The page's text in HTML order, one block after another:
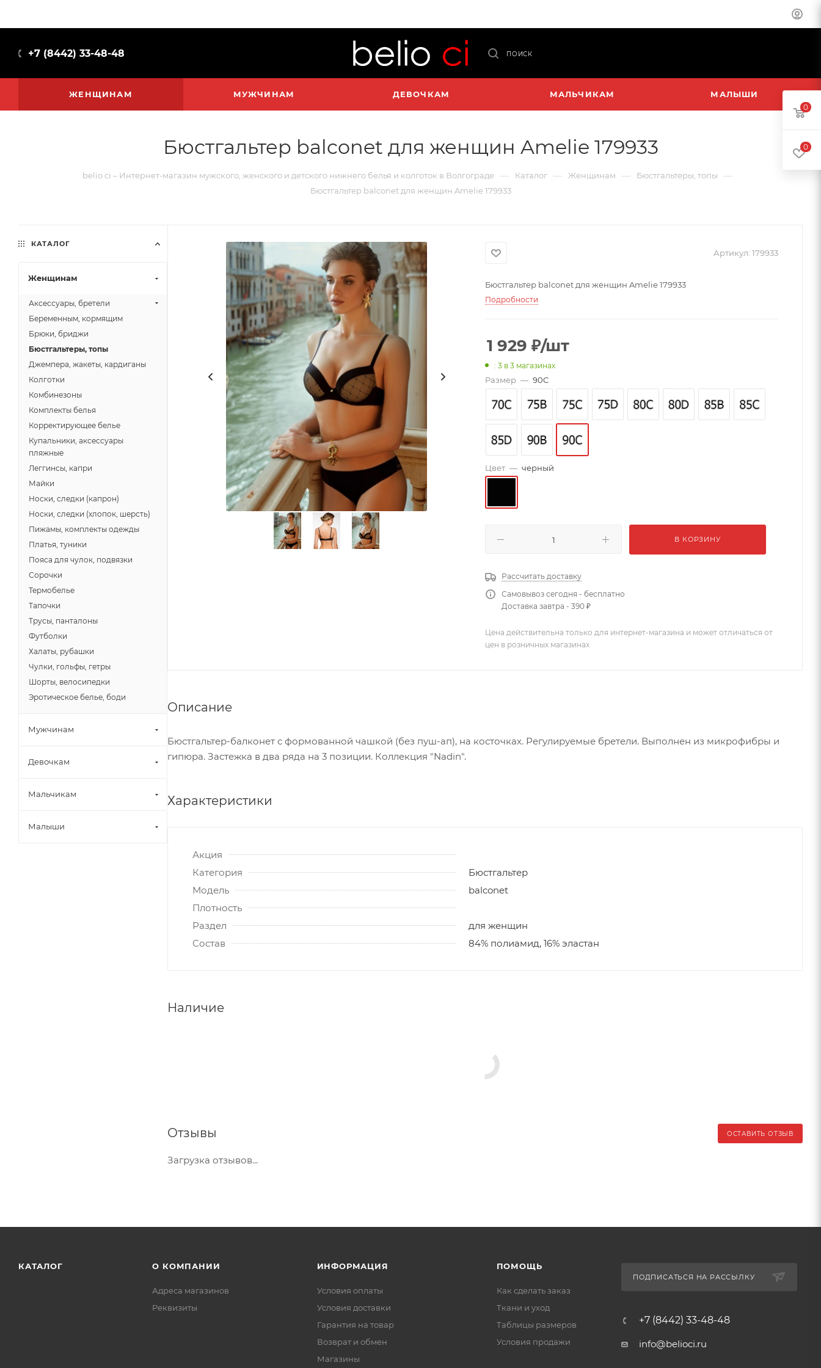
+7 (8442) 33-48-48 ПОИСК
ЖЕНЩИНАМ МУЖЧИНАМ ДЕВОЧКАМ МАЛЬЧИКАМ МАЛЫШИ
Бюстгальтер balconet для женщин Amelie 179933
belio ci – Интернет-магазин мужского, женского и детского нижнего белья и колготок в Волгограде — Каталог — Женщинам — Бюстгальтеры, топы —
Бюстгальтер balconet для женщин Amelie 179933
Артикул: 179933
Бюстгальтер balconet для женщин Amelie 179933
Подробности
1 929 ₽/шт
: 3 в 3 магазинах
Размер — 90C
Цвет — черный
В КОРЗИНУ
Рассчитать доставку
Самовывоз сегодня - бесплатно
Доставка завтра - 390 ₽
Цена действительна только для интернет-магазина и может отличаться от
цен в розничных магазинах
Описание
Бюстгальтер-балконет с формованной чашкой (без пуш-ап), на косточках. Регулируемые бретели. Выполнен из микрофибры и
гипюра. Застежка в два ряда на 3 позиции. Коллекция "Nadin".
Характеристики
Акция
Категория
Бюстгальтер
Модель
balconet
Плотность
Раздел
для женщин
Состав
84% полиамид, 16% эластан
Наличие
Отзывы ОСТАВИТЬ ОТЗЫВ
Загрузка отзывов...
КАТАЛОГ
Женщинам
Аксессуары, бретели
Беременным, кормящим
Брюки, бриджи
Бюстгальтеры, топы
Джемпера, жакеты, кардиганы
Колготки
Комбинезоны
Комплекты белья
Корректирующее белье
Купальники, аксессуары
пляжные
Леггинсы, капри
Майки
Носки, следки (капрон)
Носки, следки (хлопок, шерсть)
Пижамы, комплекты одежды
Платья, туники
Пояса для чулок, подвязки
Сорочки
Термобелье
Тапочки
Трусы, панталоны
Футболки
Халаты, рубашки
Чулки, гольфы, гетры
Шорты, велосипедки
Эротическое белье, боди
Мужчинам
Девочкам
Мальчикам
Малыши
КАТАЛОГ О КОМПАНИИ
Адреса магазинов
Реквизиты
ИНФОРМАЦИЯ
Условия оплаты
Условия доставки
Гарантия на товар
Возврат и обмен
Магазины
ПОМОЩЬ
Как сделать заказ
Ткани и уход
Таблицы размеров
Условия продажи
ПОДПИСАТЬСЯ НА РАССЫЛКУ
+7 (8442) 33-48-48
info@belioci.ru
0
0